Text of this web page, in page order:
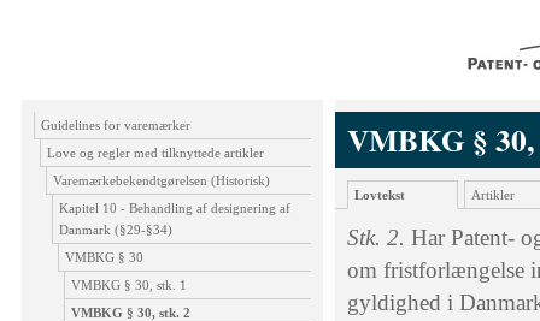
Guidelines for varemærker
Love og regler med tilknyttede artikler
Varemærkebekendtgørelsen (Historisk)
Kapitel 10 - Behandling af designering af
Danmark (§29-§34)
VMBKG § 30
VMBKG § 30, stk. 1
VMBKG § 30, stk. 2
VMBKG § 30,
Lovtekst Artikler
Stk. 2. Har Patent-
om fristforlængelse
gyldighed i